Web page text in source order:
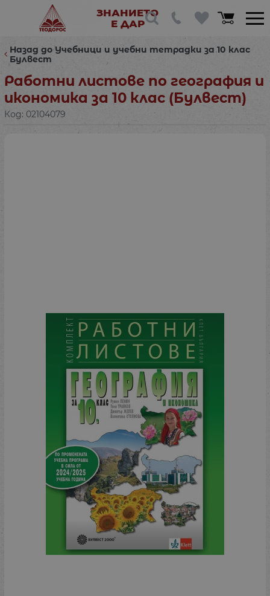
ЗНАНИЕТО
Е ДАР
Назад до Учебници и учебни тетрадки за 10 клас
Булвест
Работни листове по география и
икономика за 10 клас (Булвест)
Код: 02104079